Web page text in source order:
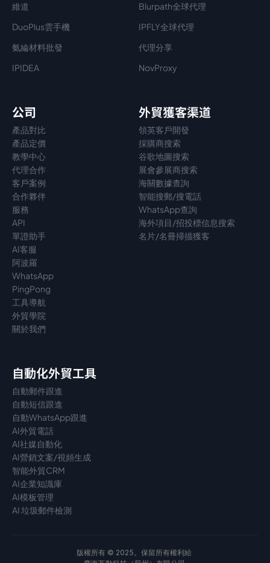
維道
Blurpath全球代理
DuoPlus雲手機
IPFLY全球代理
氨綸材料批發
代理分享
IPIDEA
NovProxy
公司
產品對比
產品定價
教學中心
代理合作
客戶案例
合作夥伴
服務
API
單證助手
AI客服
阿波羅
WhatsApp
PingPong
工具導航
外貿學院
關於我們
外貿獲客渠道
領英客戶開發
採購商搜索
谷歌地圖搜索
展會參展商搜索
海關數據查詢
智能搜郵/搜電話
WhatsApp查詢
海外項目/招投標信息搜索
名片/名冊掃描獲客
自動化外貿工具
自動郵件跟進
自動短信跟進
自動WhatsApp跟進
AI外貿電話
AI社媒自動化
AI營銷文案/視頻生成
智能外貿CRM
AI企業知識庫
AI模板管理
AI 垃圾郵件檢測
版權所有 © 2025。保留所有權利給